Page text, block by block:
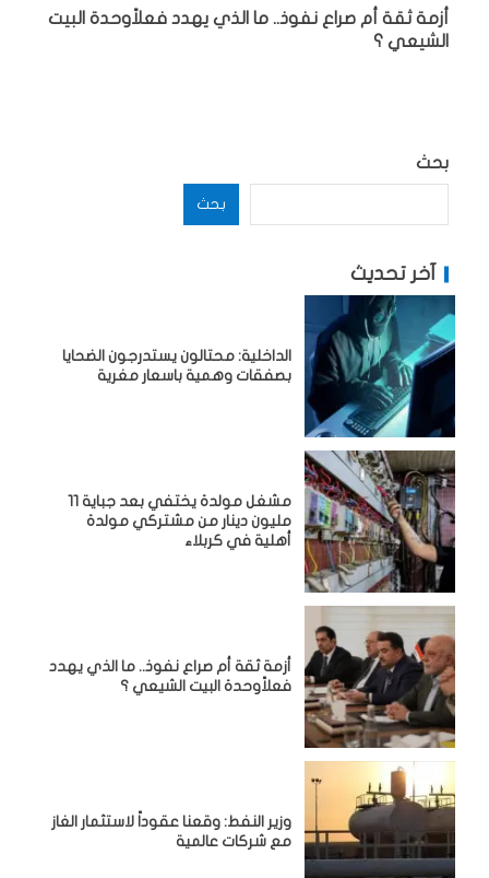
أزمة ثقة أم صراع نفوذ.. ما الذي يهدد فعلاًوحدة البيت
الشيعي ؟
بحث
بحث
آخر تحديث
الداخلية: محتالون يستدرجون الضحايا
بصفقات وهمية باسعار مغرية
مشغل مولدة يختفي بعد جباية 11
مليون دينار من مشتركي مولدة
أهلية في كربلاء
أزمة ثقة أم صراع نفوذ.. ما الذي يهدد
فعلاًوحدة البيت الشيعي ؟
وزير النفط: وقعنا عقوداً لاستثمار الغاز
مع شركات عالمية